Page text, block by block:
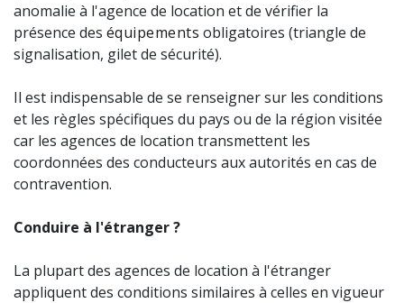
anomalie à l'agence de location et de vérifier la
présence des équipements obligatoires (triangle de
signalisation, gilet de sécurité).
Il est indispensable de se renseigner sur les conditions
et les règles spécifiques du pays ou de la région visitée
car les agences de location transmettent les
coordonnées des conducteurs aux autorités en cas de
contravention.
Conduire à l'étranger ?
La plupart des agences de location à l'étranger
appliquent des conditions similaires à celles en vigueur